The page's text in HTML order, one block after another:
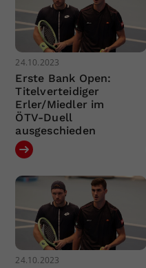
24.10.2023
Erste Bank Open:
Titelverteidiger
Erler/Miedler im
ÖTV-Duell
ausgeschieden
24.10.2023